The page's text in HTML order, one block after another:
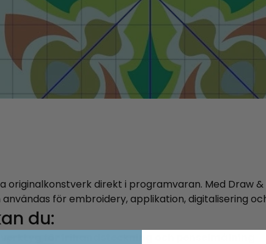
originalkonstverk direkt i programvaran. Med Draw &
för embroidery, applikation, digitalisering
du: